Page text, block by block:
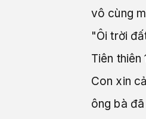
vô cùng
"Ôi trời
Tiên thiên
Con xin
ông bà